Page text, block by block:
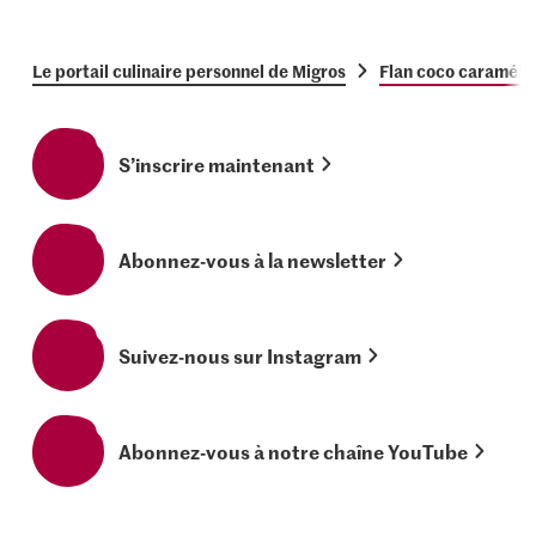
Le portail culinaire personnel de Migros Flan coco
S’inscrire maintenant
Abonnez-vous à la newsletter
Suivez-nous sur Instagram
Abonnez-vous à notre chaîne YouTube